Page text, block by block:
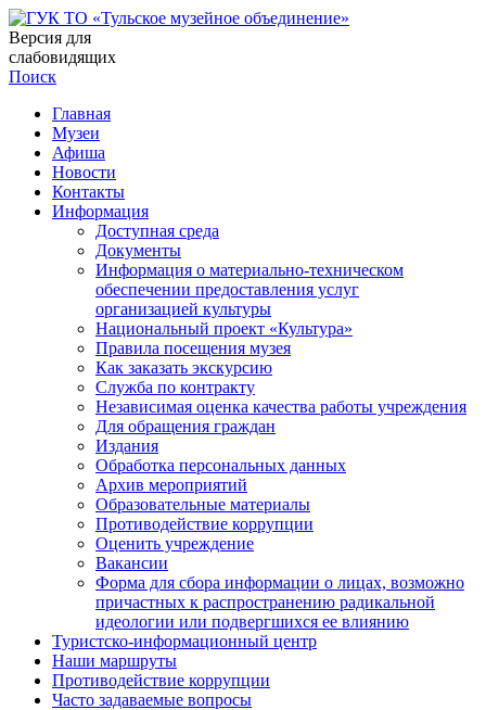
Версия для
слабовидящих
Поиск
Главная
Музеи
Афиша
Новости
Контакты
Информация
Доступная среда
Документы
Информация о материально-техническом
обеспечении предоставления услуг
организацией культуры
Национальный проект «Культура»
Правила посещения музея
Как заказать экскурсию
Служба по контракту
Независимая оценка качества работы учреждения
Для обращения граждан
Издания
Обработка персональных данных
Архив мероприятий
Образовательные материалы
Противодействие коррупции
Оценить учреждение
Вакансии
Форма для сбора информации о лицах, возможно
причастных к распространению радикальной
идеологии или подвергшихся ее влиянию
Туристско-информационный центр
Наши маршруты
Противодействие коррупции
Часто задаваемые вопросы